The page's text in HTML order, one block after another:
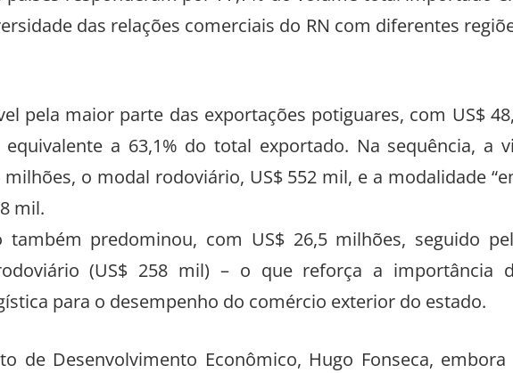
das relações comerciais do RN com diferentes
pela maior parte das exportações potiguares, com US$
a 63,1% do total exportado. Na sequência, a
o modal rodoviário, US$ 552 mil, e a modalidade
mil.
predominou, com US$ 26,5 milhões, seguido
(US$ 258 mil) – o que reforça a importância
para o desempenho do comércio exterior do estado.
de Desenvolvimento Econômico, Hugo Fonseca, embora